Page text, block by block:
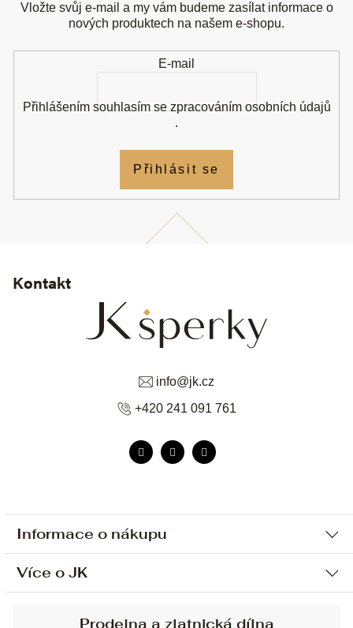
Informace o nákupu
Ochrana osobních údajů
Více o JK
Kontakt
info@jk.cz
+420 241 091 761
Vložte svůj e-mail a my vám budeme zasílat informace o
nových produktech na našem e-shopu.
E-mail
Přihlášením souhlasím se zpracováním osobních údajů
.
Přihlásit se
Prodejna a zlatnická dílna